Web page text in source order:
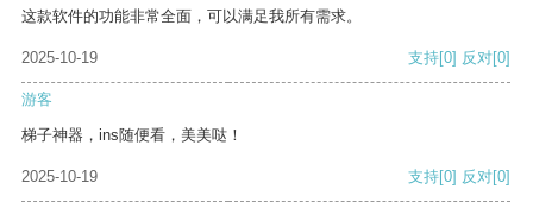
这款软件的功能非常全面，可以满足我所有需求。
2025-10-19 支持[0] 反对[0]
游客
梯子神器，ins随便看，美美哒！
2025-10-19 支持[0] 反对[0]